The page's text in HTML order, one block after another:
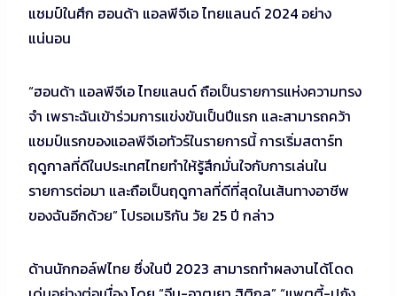
แชมป์ในศึก ฮอนด้า แอลพีจีเอ ไทยแลนด์ 2024 อย่าง
แน่นอน
“ฮอนด้า แอลพีจีเอ ไทยแลนด์ ถือเป็นรายการแห่งความทรง
จำ เพราะฉันเข้าร่วมการแข่งขันเป็นปีแรก และสามารถคว้า
แชมป์แรกของแอลพีจีเอทัวร์ในรายการนี้ การเริ่มสตาร์ท
ฤดูกาลที่ดีในประเทศไทยทำให้รู้สึกมั่นใจกับการเล่นใน
รายการต่อมา และถือเป็นฤดูกาลที่ดีที่สุดในเส้นทางอาชีพ
ของฉันอีกด้วย” โปรอเมริกัน วัย 25 ปี กล่าว
ด้านนักกอล์ฟไทย ซึ่งในปี 2023 สามารถทำผลงานได้โดด